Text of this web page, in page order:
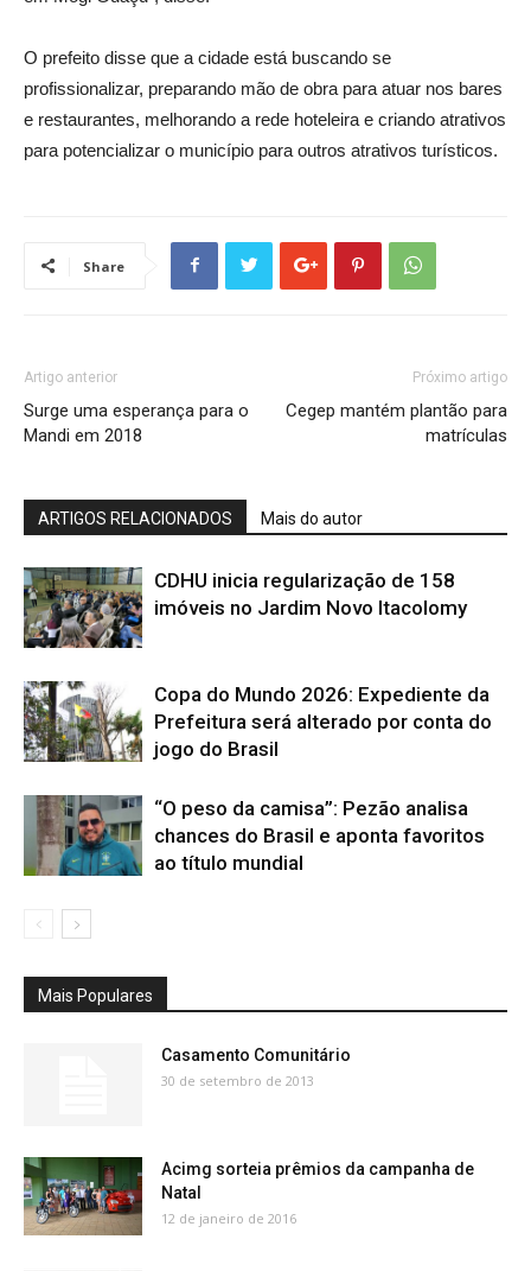
O prefeito disse que a cidade está buscando se
profissionalizar, preparando mão de obra para atuar nos bares
e restaurantes, melhorando a rede hoteleira e criando atrativos
para potencializar o município para outros atrativos turísticos.
Share
Artigo anterior
Surge uma esperança para o
Mandi em 2018
Próximo artigo
Cegep mantém plantão para
matrículas
ARTIGOS RELACIONADOS Mais do autor
CDHU inicia regularização de 158
imóveis no Jardim Novo Itacolomy
Copa do Mundo 2026: Expediente da
Prefeitura será alterado por conta do
jogo do Brasil
“O peso da camisa”: Pezão analisa
chances do Brasil e aponta favoritos
ao título mundial
Mais Populares
Casamento Comunitário
30 de setembro de 2013
Acimg sorteia prêmios da campanha de
Natal
12 de janeiro de 2016